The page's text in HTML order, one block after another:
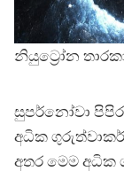
නියුට්‍රෝන
සුපර්නෝවා
අධික
අතර මෙම අධික